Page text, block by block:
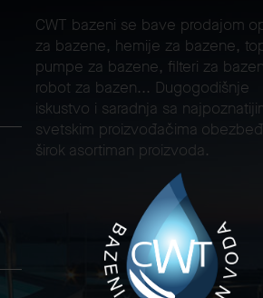
CWT bazeni se bave prodajom
za bazene, hemije za bazene,
pumpe za bazene, filteri za
robot za bazen... Dugogodišnje
iskustvo i saradnja sa
svetskim proizvođačima
širok asortiman proizvoda.